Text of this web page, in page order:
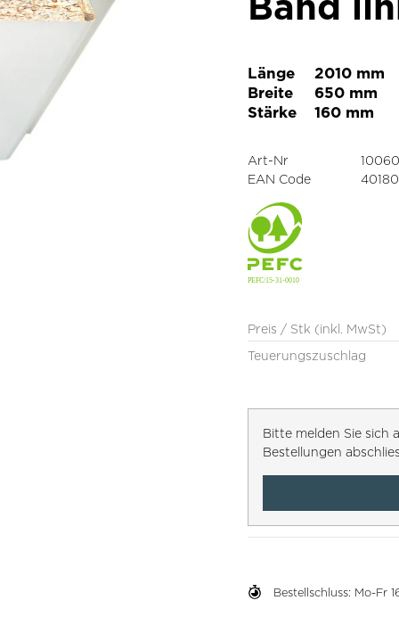
Länge
2010 mm
Breite
650 mm
Stärke
160 mm
Preis / Stk (inkl. MwSt)
Teuerungszuschlag
Bitte melden Sie sich
Bestellungen
Bestellschluss: Mo-Fr
Art-Nr
EAN Code